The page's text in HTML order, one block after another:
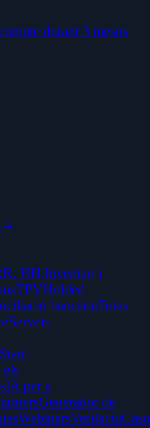
durant 3 mesos
HH.Inventari i
TPVHolded
bancàriaTotes
Serveis
Start-
els
IA per a
Generador de
WebinarsVerifactu